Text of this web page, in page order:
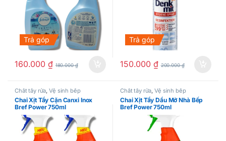
Trả góp
160.000 ₫ 180.000₫
Trả góp
150.000 ₫ 200.000₫
Chất tẩy rửa,Vệ sinh bếp
Chai Xịt Tẩy Cặn Canxi Inox
Bref Power 750ml
Chất tẩy rửa,Vệ sinh bếp
Chai Xịt Tẩy Dầu Mỡ Nhà Bếp
Bref Power 750ml